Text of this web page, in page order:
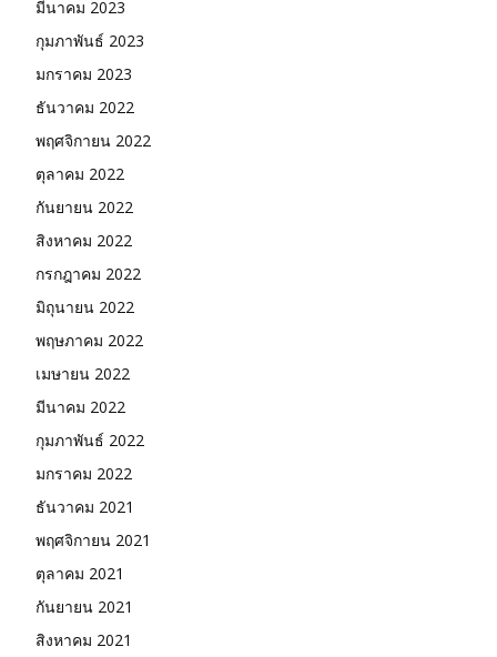
มีนาคม 2023
กุมภาพันธ์ 2023
มกราคม 2023
ธันวาคม 2022
พฤศจิกายน 2022
ตุลาคม 2022
กันยายน 2022
สิงหาคม 2022
กรกฎาคม 2022
มิถุนายน 2022
พฤษภาคม 2022
เมษายน 2022
มีนาคม 2022
กุมภาพันธ์ 2022
มกราคม 2022
ธันวาคม 2021
พฤศจิกายน 2021
ตุลาคม 2021
กันยายน 2021
สิงหาคม 2021